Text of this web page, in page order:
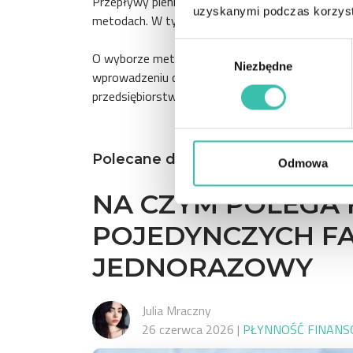
uzyskanymi podczas
Niezbędne
Odmowa
metodach. W tym przypadku od wpływów
O wyborze metody sporządzania sprawozdania
wprowadzeniu do sprawozdania finansowego
przedsiębiorstwo powinna znaleźć się
Polecane dla Ciebie
NA CZYM
POJEDYNCZYCH
JEDNORAZOWY
Julia Mraczny
26 czerwca 2026 | PŁYNNOŚĆ